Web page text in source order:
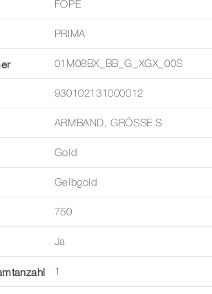
FOPE
PRIMA
01M08BX_BB_G_XGX_00S
930102131000012
ARMBAND, GRÖSSE S
Gold
Gelbgold
750
Ja
1